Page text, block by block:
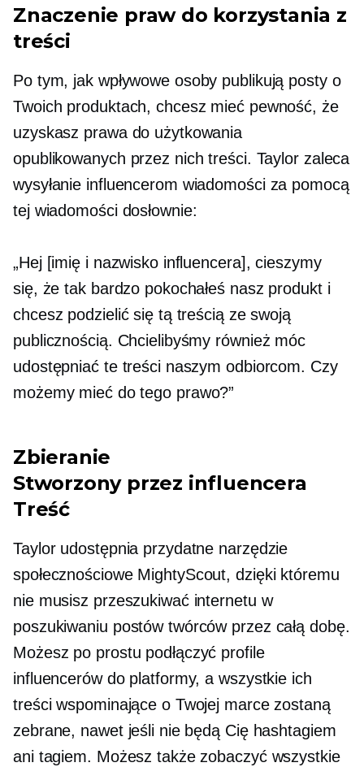
Znaczenie praw do korzystania z
treści
Po tym, jak wpływowe osoby publikują posty o
Twoich produktach, chcesz mieć pewność, że
uzyskasz prawa do użytkowania
opublikowanych przez nich treści. Taylor zaleca
wysyłanie influencerom wiadomości za pomocą
tej wiadomości dosłownie:
„Hej [imię i nazwisko influencera], cieszymy
się, że tak bardzo pokochałeś nasz produkt i
chcesz podzielić się tą treścią ze swoją
publicznością. Chcielibyśmy również móc
udostępniać te treści naszym odbiorcom. Czy
możemy mieć do tego prawo?”
Zbieranie
Stworzony przez influencera
Treść
Taylor udostępnia przydatne narzędzie
społecznościowe MightyScout, dzięki któremu
nie musisz przeszukiwać internetu w
poszukiwaniu postów twórców przez całą dobę.
Możesz po prostu podłączyć profile
influencerów do platformy, a wszystkie ich
treści wspominające o Twojej marce zostaną
zebrane, nawet jeśli nie będą Cię hashtagiem
ani tagiem. Możesz także zobaczyć wszystkie